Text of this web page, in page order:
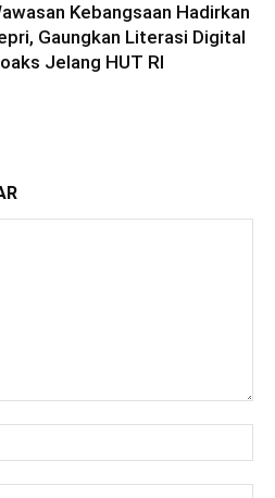
Kebangsaan Hadirkan
Gaungkan Literasi Digital
Jelang HUT RI